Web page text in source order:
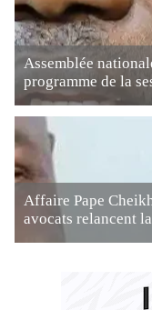
Assemblée
programme de la
Affaire Pape
avocats relancent